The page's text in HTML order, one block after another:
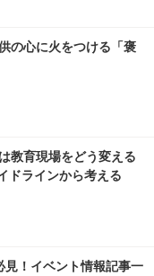
の心に火をつける「褒
教育現場をどう変える
ドラインから考える
見！イベント情報記事一